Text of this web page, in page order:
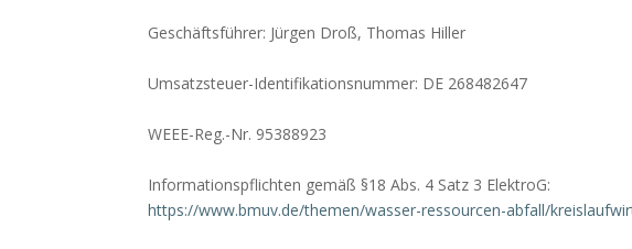
Geschäftsführer: Jürgen Droß, Thomas Hiller
Umsatzsteuer-Identifikationsnummer: DE 268482647
WEEE-Reg.-Nr. 95388923
Informationspflichten gemäß §18 Abs. 4 Satz 3 ElektroG:
https://www.bmuv.de/themen/wasser-ressourcen-abfall/